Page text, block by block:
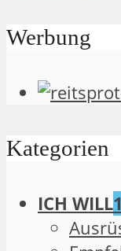
Werbung
Kategorien
ICH WILL